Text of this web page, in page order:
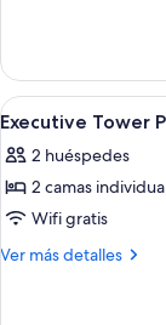
Suite
Double
(La
Cime
Access)
Tower
Premier
Suite
(La
Cime
Abrir
todas
las
fotos
de
Executive
6
Executive Tower
2 huéspedes
2 camas
Wifi gratis
Ver más detalles
Más